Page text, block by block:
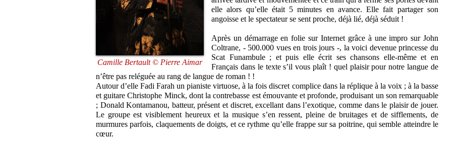
Camille Bertault © Pierre Aimar
elle alors qu’elle était 5 minutes en avance. Elle fait partager son
angoisse et le spectateur se sent proche, déjà lié, déjà séduit !
Après un démarrage en folie sur Internet grâce à une impro sur John
Coltrane, - 500.000 vues en trois jours -, la voici devenue princesse du
Scat Funambule ; et puis elle écrit ses chansons elle-même et en
Français dans le texte s’il vous plaît ! quel plaisir pour notre langue de
n’être pas reléguée au rang de langue de roman ! !
Autour d’elle Fadi Farah un pianiste virtuose, à la fois discret complice dans la réplique à la voix ; à la basse
et guitare Christophe Minck, dont la contrebasse est émouvante et profonde, produisant un son remarquable
; Donald Kontamanou, batteur, présent et discret, excellant dans l’exotique, comme dans le plaisir de jouer.
Le groupe est visiblement heureux et la musique s’en ressent, pleine de bruitages et de sifflements, de
murmures parfois, claquements de doigts, et ce rythme qu’elle frappe sur sa poitrine, qui semble atteindre le
cœur.